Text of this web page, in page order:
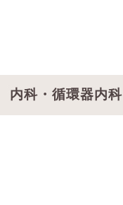
内科・循環器内科